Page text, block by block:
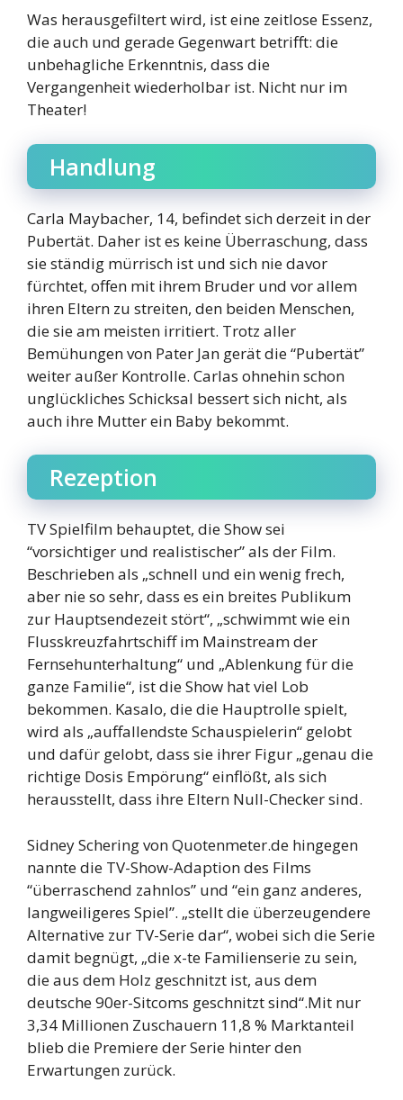
Was herausgefiltert wird, ist eine zeitlose Essenz,
die auch und gerade Gegenwart betrifft: die
unbehagliche Erkenntnis, dass die
Vergangenheit wiederholbar ist. Nicht nur im
Theater!
Handlung
Carla Maybacher, 14, befindet sich derzeit in der
Pubertät. Daher ist es keine Überraschung, dass
sie ständig mürrisch ist und sich nie davor
fürchtet, offen mit ihrem Bruder und vor allem
ihren Eltern zu streiten, den beiden Menschen,
die sie am meisten irritiert. Trotz aller
Bemühungen von Pater Jan gerät die “Pubertät”
weiter außer Kontrolle. Carlas ohnehin schon
unglückliches Schicksal bessert sich nicht, als
auch ihre Mutter ein Baby bekommt.
Rezeption
TV Spielfilm behauptet, die Show sei
“vorsichtiger und realistischer” als der Film.
Beschrieben als „schnell und ein wenig frech,
aber nie so sehr, dass es ein breites Publikum
zur Hauptsendezeit stört“, „schwimmt wie ein
Flusskreuzfahrtschiff im Mainstream der
Fernsehunterhaltung“ und „Ablenkung für die
ganze Familie“, ist die Show hat viel Lob
bekommen. Kasalo, die die Hauptrolle spielt,
wird als „auffallendste Schauspielerin“ gelobt
und dafür gelobt, dass sie ihrer Figur „genau die
richtige Dosis Empörung“ einflößt, als sich
herausstellt, dass ihre Eltern Null-Checker sind.
Sidney Schering von Quotenmeter.de hingegen
nannte die TV-Show-Adaption des Films
“überraschend zahnlos” und “ein ganz anderes,
langweiligeres Spiel”. „stellt die überzeugendere
Alternative zur TV-Serie dar“, wobei sich die Serie
damit begnügt, „die x-te Familienserie zu sein,
die aus dem Holz geschnitzt ist, aus dem
deutsche 90er-Sitcoms geschnitzt sind“.Mit nur
3,34 Millionen Zuschauern 11,8 % Marktanteil
blieb die Premiere der Serie hinter den
Erwartungen zurück.